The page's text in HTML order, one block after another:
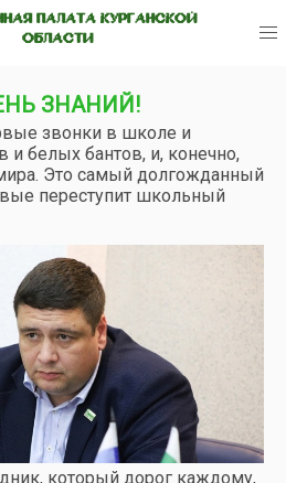
ПАЛАТА КУРГАНСКОЙ
ОБЛАСТИ
ЗНАНИЙ!
звонки в школе и
и белых бантов, и, конечно,
Это самый долгожданный
переступит школьный
который дорог каждому,